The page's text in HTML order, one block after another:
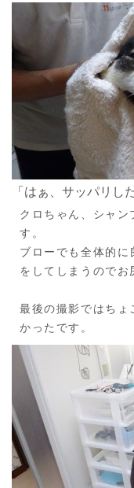
「はぁ、サッパリし
クロちゃん、シャ
す。
ブローでも全体的に
をしてしまうのでお
最後の撮影ではちょ
かったです。